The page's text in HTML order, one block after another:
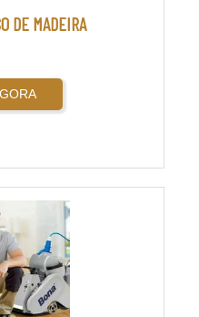
DE MADEIRA